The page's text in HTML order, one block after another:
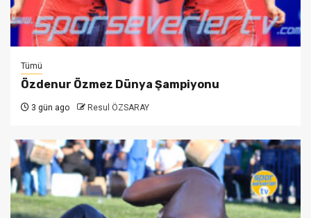
Tümü
Özdenur Özmez Dünya Şampiyonu
3 gün ago Resul ÖZSARAY